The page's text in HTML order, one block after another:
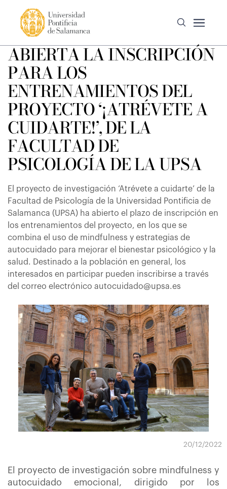
ABIERTA LA INSCRIPCIÓN
PARA LOS
ENTRENAMIENTOS DEL
PROYECTO ‘¡ATRÉVETE A
CUIDARTE!’, DE LA
FACULTAD DE
PSICOLOGÍA DE LA UPSA
El proyecto de investigación ‘Atrévete a cuidarte’ de la
Facultad de Psicología de la Universidad Pontificia de
Salamanca (UPSA) ha abierto el plazo de inscripción en
los entrenamientos del proyecto, en los que se
combina el uso de mindfulness y estrategias de
autocuidado para mejorar el bienestar psicológico y la
salud. Destinado a la población en general, los
interesados en participar pueden inscribirse a través
del correo electrónico autocuidado@upsa.es
20/12/2022
El proyecto de investigación sobre mindfulness y
autocuidado emocional, dirigido por los